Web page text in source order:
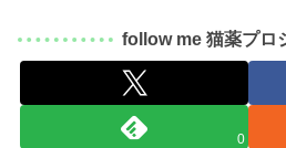
follow me 猫薬プロ
0